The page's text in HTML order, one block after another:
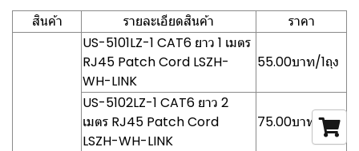
สินค้า
รายละเอียดสินค้า
ราคา
US-5101LZ-1 CAT6 ยาว 1 เมตร
RJ45 Patch Cord LSZH-
WH-LINK
55.00บาท/1ถุง
US-5102LZ-1 CAT6 ยาว 2
เมตร RJ45 Patch Cord
LSZH-WH-LINK
75.00บาท/1ถุง